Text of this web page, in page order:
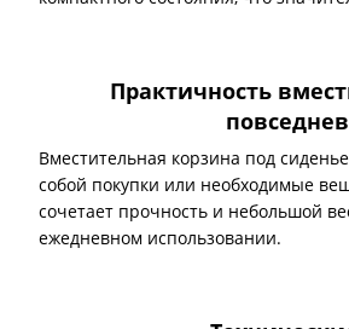
Практичность
Вместительная корзина под
собой покупки или необходимые
сочетает прочность и небольшой
ежедневном использовании.